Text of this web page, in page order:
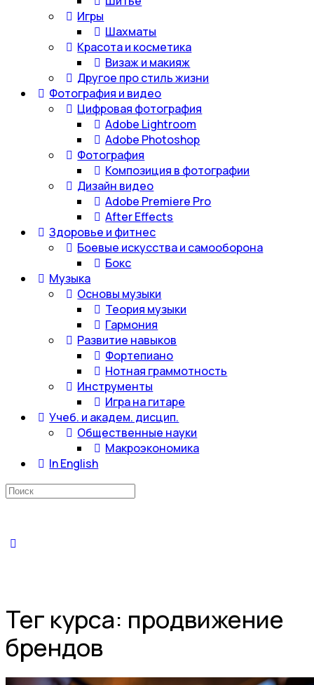
Игры
Шахматы
Красота и косметика
Визаж и макияж
Другое про стиль жизни
Фотография и видео
Цифровая фотография
Adobe Lightroom
Adobe Photoshop
Фотография
Композиция в фотографии
Дизайн видео
Adobe Premiere Pro
After Effects
Здоровье и фитнес
Боевые искусства и самооборона
Бокс
Музыка
Основы музыки
Теория музыки
Гармония
Развитие навыков
Фортепиано
Нотная граммотность
Инструменты
Игра на гитаре
Учеб. и академ. дисцип.
Общественные науки
Макроэкономика
In English
Искать:
Тег курса: продвижение
брендов